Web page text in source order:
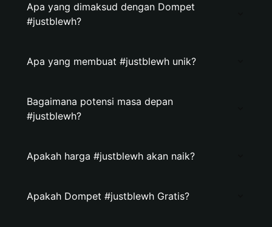
Apa yang dimaksud dengan Dompet
#justblewh?
Apa yang membuat #justblewh unik?
Bagaimana potensi masa depan
#justblewh?
Apakah harga #justblewh akan naik?
Apakah Dompet #justblewh Gratis?